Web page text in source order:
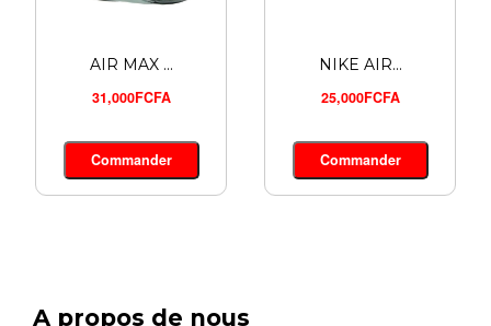
AIR MAX ...
31,000FCFA
Commander
NIKE AIR...
25,000FCFA
Commander
A propos de nous